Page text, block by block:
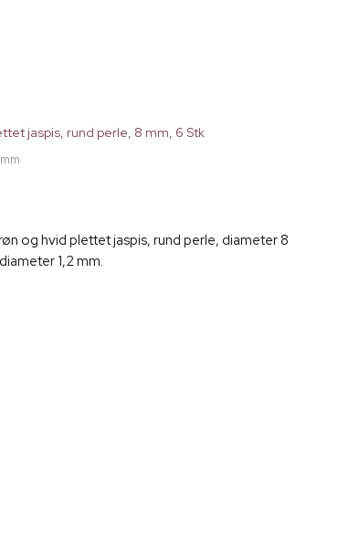
jaspis, rund perle, 8 mm, 6 Stk
og hvid plettet jaspis, rund perle, diameter 8
1,2 mm.